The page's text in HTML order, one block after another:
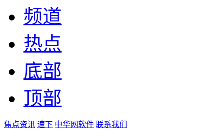
频道
热点
底部
顶部
焦点资讯 速下 中华网软件 联系我们